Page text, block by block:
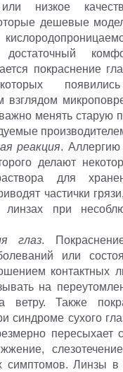
или низкое
дешевые
достаточный
покраснение
появились
взглядом
менять старую
реакция. Аллергию
делают
для
частички
линзах при
глаз.
или
контактных
на
ветру. Также
синдроме сухого
пересыхает
симптомов. Линзы в